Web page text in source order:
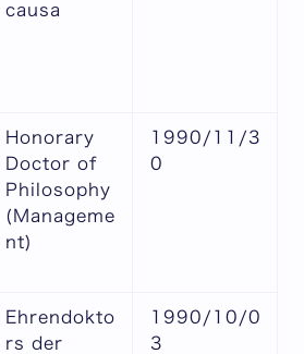
causa
Honorary
Doctor of
Philosophy
(Manageme
nt)
1990/11/3
0
Ehrendokto
rs der
1990/10/0
3